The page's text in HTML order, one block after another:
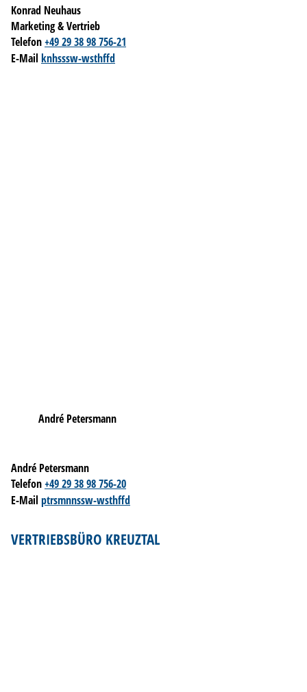
Konrad Neuhaus
Marketing & Vertrieb
Telefon+49 29 38 98 756-21
E-Mail knhsssw-wsthffd
André Petersmann
André Petersmann
Telefon+49 29 38 98 756-20
E-Mail ptrsmnnssw-wsthffd
VERTRIEBSBÜRO KREUZTAL